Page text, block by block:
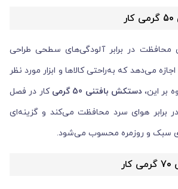
محافظت در برابر آلودگی‌های سطحی طراحی
می‌دهد که به‌راحتی کالاها و ابزار مورد نظر
بر این،دستکش بافتنی 50 گرمی
کار در فصل
برابر هوای سرد محافظت می‌کند و گزینه‌ای
سبک و روزمره محسوب می‌شود.